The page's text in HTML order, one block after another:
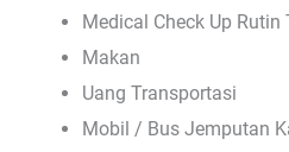
Medical Check Up Rutin
Makan
Uang Transportasi
Mobil / Bus Jemputan